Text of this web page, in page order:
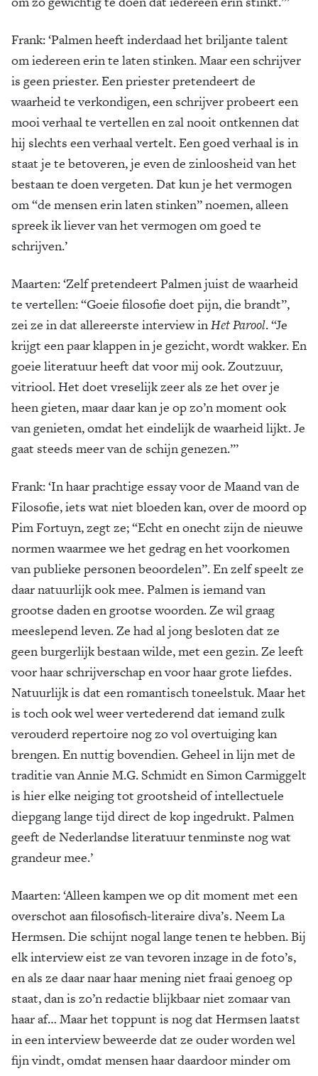
Frank: ‘Palmen heeft inderdaad het briljante talent
om iedereen erin te laten stinken. Maar een schrijver
is geen priester. Een priester pretendeert de
waarheid te verkondigen, een schrijver probeert een
mooi verhaal te vertellen en zal nooit ontkennen dat
hij slechts een verhaal vertelt. Een goed verhaal is in
staat je te betoveren, je even de zinloosheid van het
bestaan te doen vergeten. Dat kun je het vermogen
om “de mensen erin laten stinken” noemen, alleen
spreek ik liever van het vermogen om goed te
schrijven.’
Maarten:‘Zelf pretendeert Palmen juist de waarheid
te vertellen: “Goeie filosofie doet pijn, die brandt”,
zei ze in dat allereerste interview inHet Parool. “Je
krijgt een paar klappen in je gezicht, wordt wakker. En
goeie literatuur heeft dat voor mij ook. Zoutzuur,
vitriool. Het doet vreselijk zeer als ze het over je
heen gieten, maar daar kan je op zo’n moment ook
van genieten, omdat het eindelijk de waarheid lijkt. Je
gaat steeds meer van de schijn genezen.”’
Frank:‘In haar prachtige essay voor de Maand van de
Filosofie, iets wat niet bloeden kan, over de moord op
Pim Fortuyn, zegt ze; “Echt en onecht zijn de nieuwe
normen waarmee we het gedrag en het voorkomen
van publieke personen beoordelen”. En zelf speelt ze
daar natuurlijk ook mee. Palmen is iemand van
grootse daden en grootse woorden. Ze wil graag
meeslepend leven. Ze had al jong besloten dat ze
geen burgerlijk bestaan wilde, met een gezin. Ze leeft
voor haar schrijverschap en voor haar grote liefdes.
Natuurlijk is dat een romantisch toneelstuk. Maar het
is toch ook wel weer vertederend dat iemand zulk
verouderd repertoire nog zo vol overtuiging kan
brengen. En nuttig bovendien. Geheel in lijn met de
traditie van Annie M.G. Schmidt en Simon Carmiggelt
is hier elke neiging tot grootsheid of intellectuele
diepgang lange tijd direct de kop ingedrukt. Palmen
geeft de Nederlandse literatuur tenminste nog wat
grandeur mee.’
Maarten:‘Alleen kampen we op dit moment met een
overschot aan filosofisch-literaire diva’s. Neem La
Hermsen. Die schijnt nogal lange tenen te hebben. Bij
elk interview eist ze van tevoren inzage in de foto’s,
en als ze daar naar haar mening niet fraai genoeg op
staat, dan is zo’n redactie blijkbaar niet zomaar van
haar af… Maar het toppunt is nog dat Hermsen laatst
in een interview beweerde dat ze ouder worden wel
fijn vindt, omdat mensen haar daardoor minder om